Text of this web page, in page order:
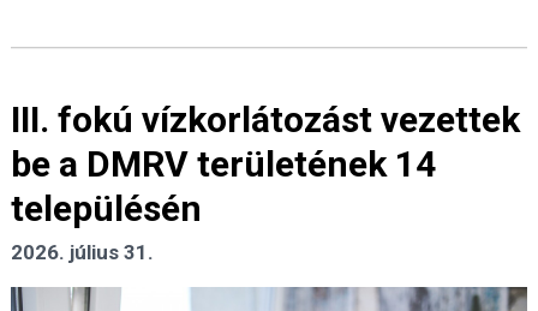
III. fokú vízkorlátozást vezettek
be a DMRV területének 14
településén
2026. július 31.